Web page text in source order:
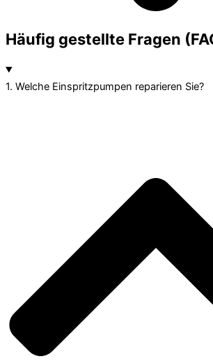
Häufig gestellte Fragen
1. Welche Einspritzpumpen reparieren Sie?